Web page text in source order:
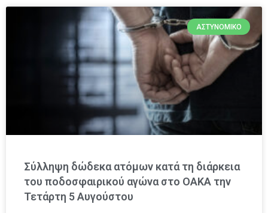
ΑΣΤΥΝΟΜΙΚΌ
Σύλληψη δώδεκα ατόμων κατά τη διάρκεια
του ποδοσφαιρικού αγώνα στο ΟΑΚΑ την
Τετάρτη 5 Αυγούστου